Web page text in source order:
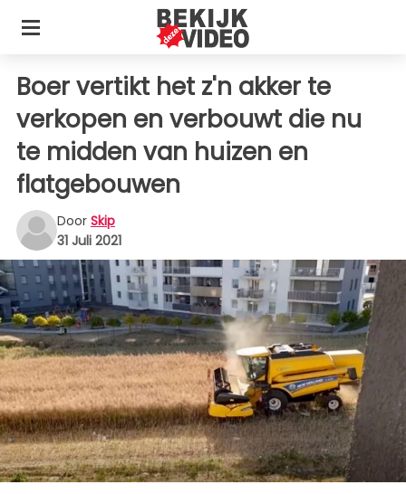
Boer vertikt het z'n akker te
verkopen en verbouwt die nu
te midden van huizen en
flatgebouwen
Door Skip
31 Juli 2021